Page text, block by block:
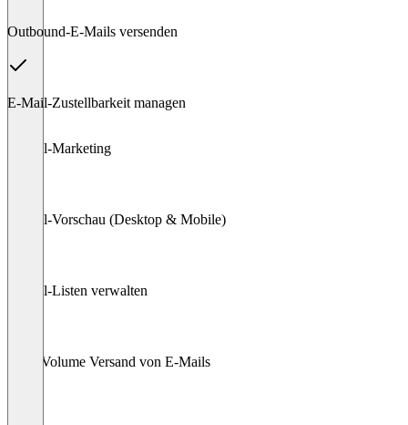
Outbound-E-Mails versenden
E-Mail-Zustellbarkeit managen
E-Mail-Marketing
E-Mail-Vorschau (Desktop & Mobile)
E-Mail-Listen verwalten
High-Volume Versand von E-Mails